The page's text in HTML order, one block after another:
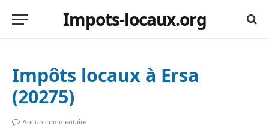
Impots-locaux.org
Impôts locaux à Ersa
(20275)
Aucun commentaire